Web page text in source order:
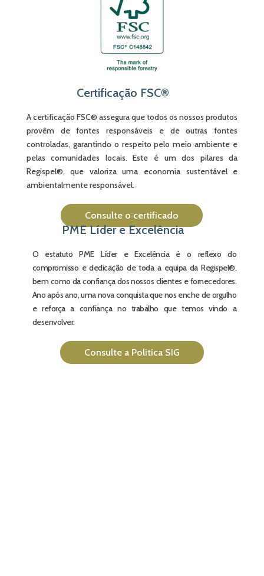
Certificação FSC®
A certificação FSC® assegura que todos os nossos produtos
provêm de fontes responsáveis e de outras fontes
controladas, garantindo o respeito pelo meio ambiente e
pelas comunidades locais. Este é um dos pilares da
Regispel®, que valoriza uma economia sustentável e
ambientalmente responsável.
Consulte o certificado
PME Líder e Excelência
O estatuto PME Líder e Excelência é o reflexo do
compromisso e dedicação de toda a equipa da Regispel®,
bem como da confiança dos nossos clientes e fornecedores.
Ano após ano, uma nova conquista que nos enche de orgulho
e reforça a confiança no trabalho que temos vindo a
desenvolver.
Consulte a Politica SIG